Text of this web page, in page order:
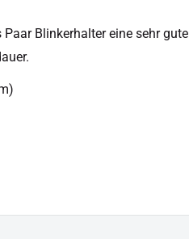
Blinkerhalter eine sehr gute